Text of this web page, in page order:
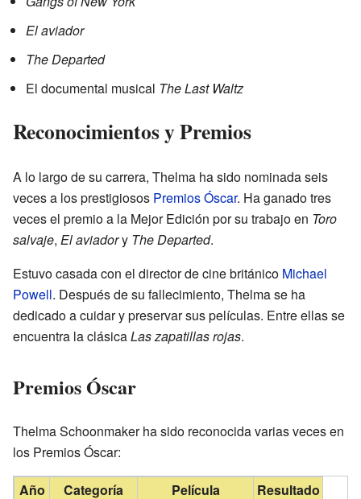
El aviador
The Departed
El documental musical The Last Waltz
Reconocimientos y Premios
A lo largo de su carrera, Thelma ha sido nominada seis
veces a los prestigiosos Premios Óscar. Ha ganado tres
veces el premio a la Mejor Edición por su trabajo en Toro
salvaje, El aviadory The Departed.
Estuvo casada con el director de cine británico Michael
Powell. Después de su fallecimiento, Thelma se ha
dedicado a cuidar y preservar sus películas. Entre ellas se
encuentra la clásicaLas zapatillas rojas.
Premios Óscar
Thelma Schoonmaker ha sido reconocida varias veces en
los Premios Óscar:
Año Categoría Película
Resultado